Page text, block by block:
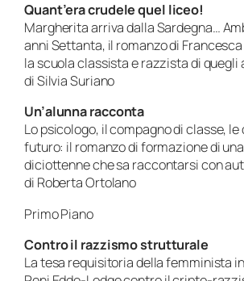
Quant’era crudele quel liceo!
Margherita arriva dalla Sardegna…
anni Settanta, il romanzo di
la scuola classista e razzista di quegli
di Silvia Suriano
Un’alunna racconta
Lo psicologo, il compagno di classe, le
futuro: il romanzo di formazione di
diciottenne che sa raccontarsi con
di Roberta Ortolano
Primo Piano
Contro il razzismo strutturale
La tesa requisitoria della femminista